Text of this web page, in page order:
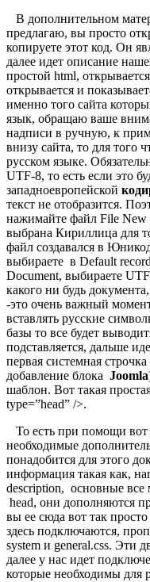
В дополнительном
предлагаю, вы просто
копируете этот код. Он
далее идет описание
простой html,
открывается и
именно того сайта
язык, обращаю ваше
надписи в ручную, к
внизу сайта, то для того
русском языке.
UTF-8, то есть если это
западноевропейской
текст не отобразится.
нажимайте файл File
выбрана Кириллица для
файл создавался в
выбираете в Default
Document, выбираете
какого ни будь документа,
-это очень важный
вставлять русские
базы то все будет
подставляется, дальше
первая системная строчка
добавление блока Joomla
шаблон. Вот такая
type=”head” />.
То есть при помощи вот
необходимые
понадобится для этого
информация такая как,
description, основные все
head, они дополняются
вы ее сюда вот так
здесь подключаются,
system и general.css. Эти
далее у нас идет
которые необходимы для